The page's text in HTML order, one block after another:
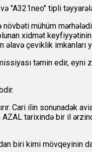
"A321neo" tipli
mühüm
xidmət
çeviklik imkanları
təmin edir, eyni
Cari ilin sonunadək
tarixində bir il
biri kimi mövqeyinin